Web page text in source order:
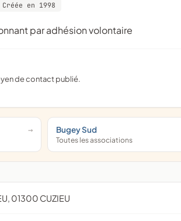
Créée en 1998
par adhésion volontaire
de contact publié.
Bugey Sud
Toutes les associations
01300 CUZIEU